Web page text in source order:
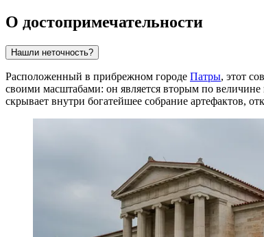
О достопримечательности
Нашли неточность?
Расположенный в прибрежном городе Патры, этот
своими масштабами: он является вторым по величине
скрывает внутри богатейшее собрание артефактов,